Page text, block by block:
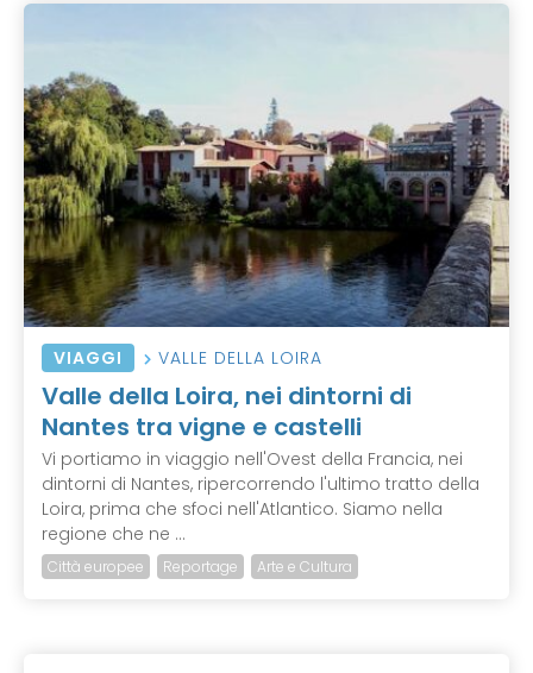
VIAGGI VALLE DELLA LOIRA
Valle della Loira, nei dintorni di
Nantes tra vigne e castelli
Vi portiamo in viaggio nell'Ovest della Francia, nei
dintorni di Nantes, ripercorrendo l'ultimo tratto della
Loira, prima che sfoci nell'Atlantico. Siamo nella
regione che ne ...
Città europee Reportage Arte e Cultura